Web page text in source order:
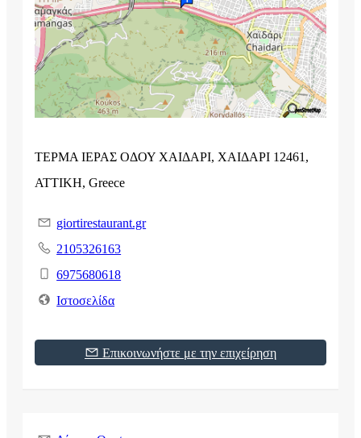
ΤΕΡΜΑ ΙΕΡΑΣ ΟΔΟΥ ΧΑΙΔΑΡΙ, ΧΑΙΔΑΡΙ 12461,
ΑΤΤΙΚΗ, Greece
giortirestaurant.gr
2105326163
6975680618
Ιστοσελίδα
Επικοινωνήστε με την επιχείρηση